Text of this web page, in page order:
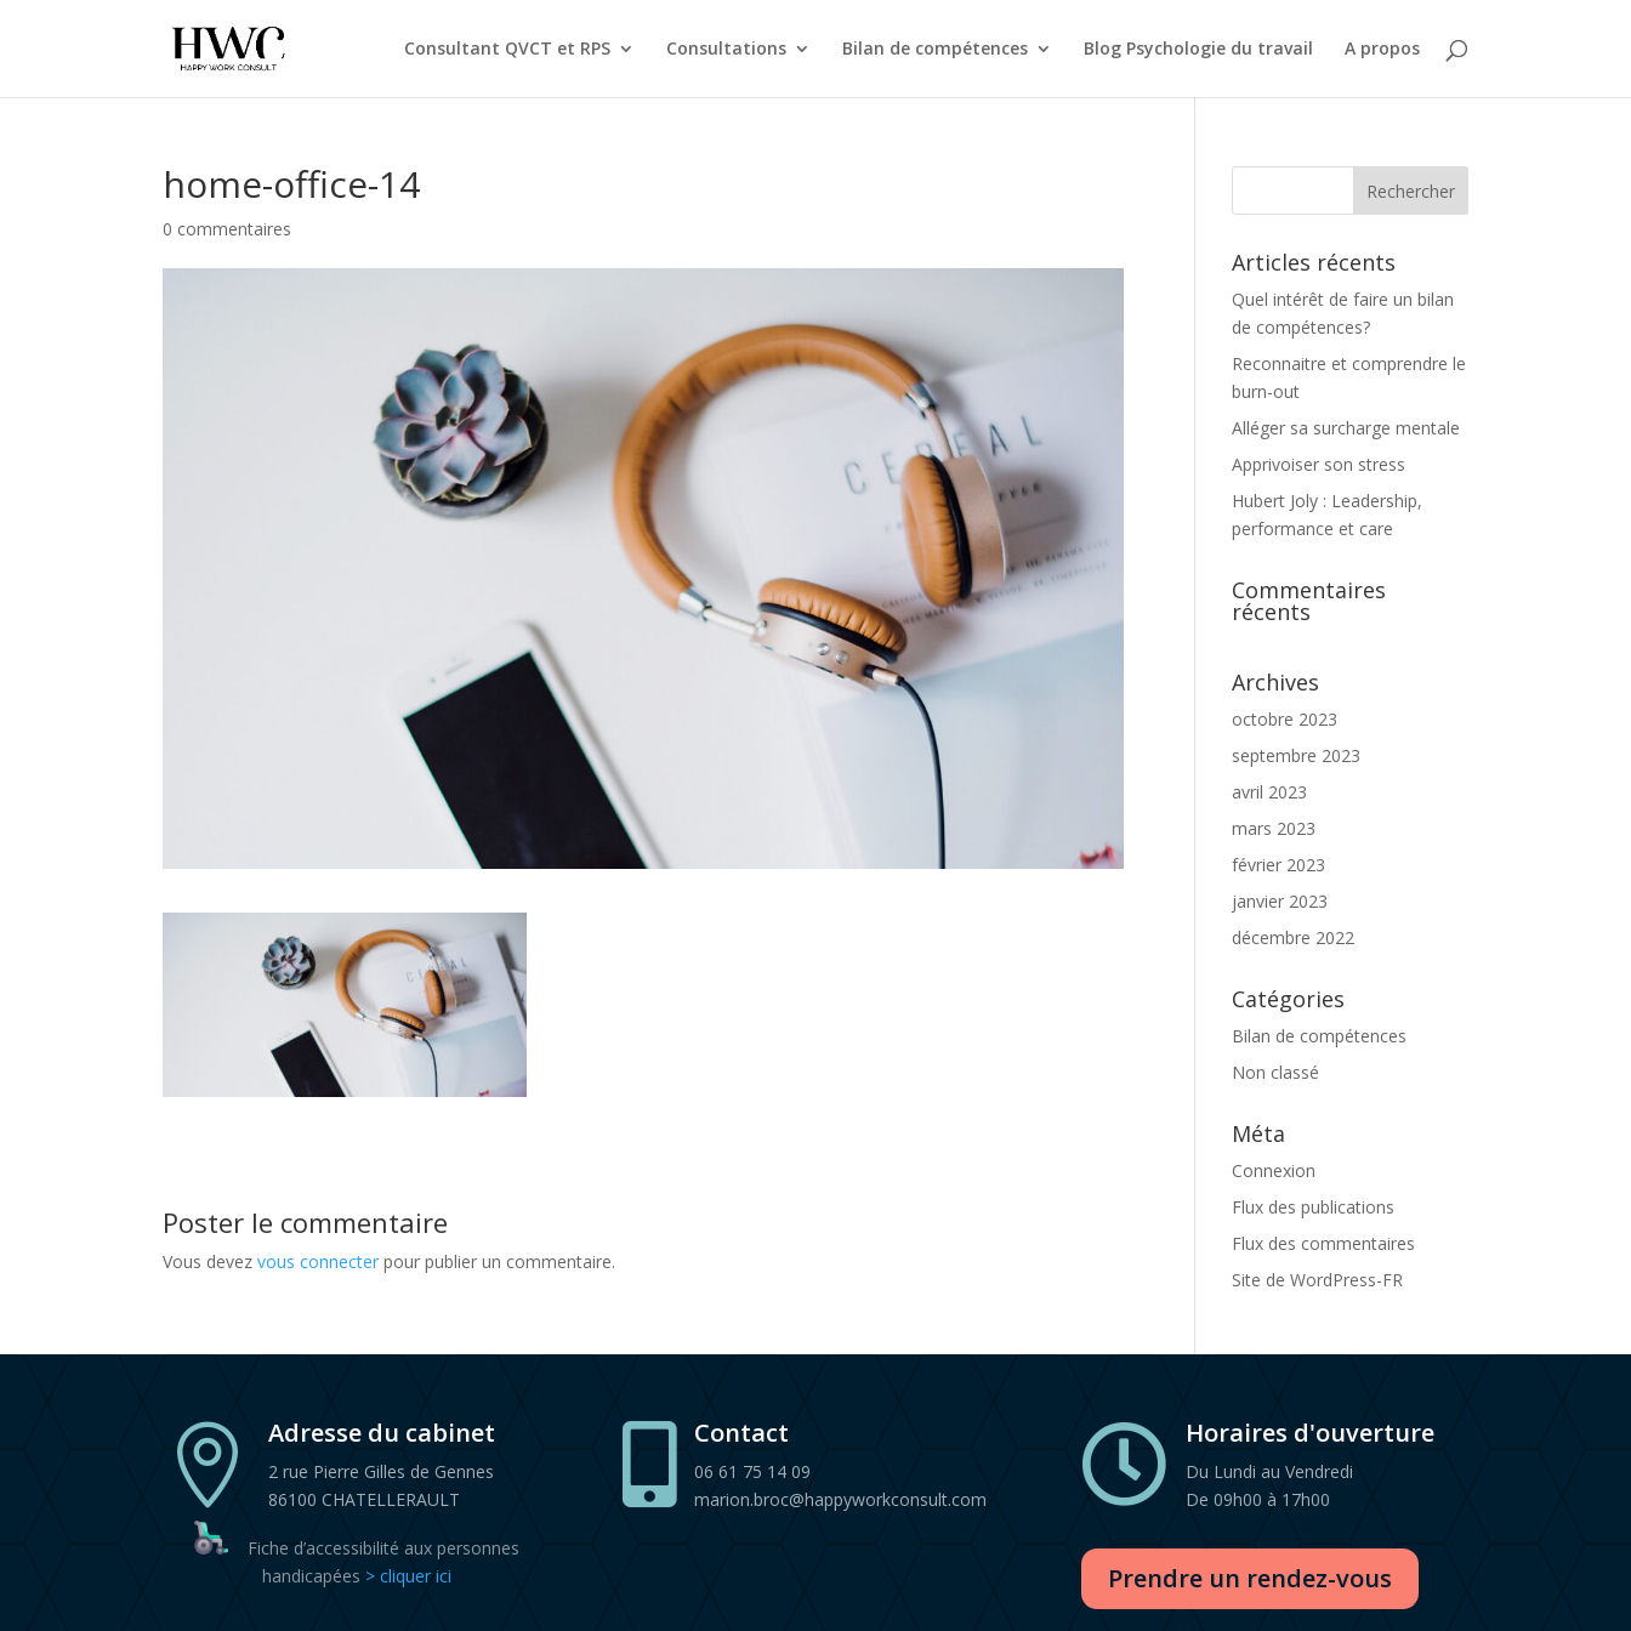
Consultant QVCT et RPS Consultations Bilan de compétences Blog Psychologie du travail A propos
home-office-14
0 commentaires
Poster le commentaire
Vous devezvous connecter pour publier un commentaire.
Articles récents
Quel intérêt de faire un bilan
de compétences?
Reconnaitre et comprendre le
burn-out
Alléger sa surcharge mentale
Apprivoiser son stress
Hubert Joly : Leadership,
performance et care
Commentaires
récents
Archives
octobre 2023
septembre 2023
avril 2023
mars 2023
février 2023
janvier 2023
décembre 2022
Catégories
Bilan de compétences
Non classé
Méta
Connexion
Flux des publications
Flux des commentaires
Site de WordPress-FR
 Adresse du cabinet
2 rue Pierre Gilles de Gennes
86100 CHATELLERAULT
Fiche d’accessibilité aux personnes
handicapées > cliquer ici
 Contact
06 61 75 14 09
marion.broc@happyworkconsult.com
 Horaires d'ouverture
Du Lundi au Vendredi
De 09h00 à 17h00
Prendre un rendez-vous